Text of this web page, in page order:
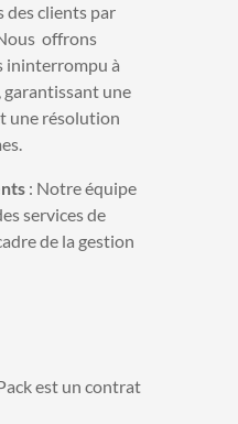
des clients par
offrons
ininterrompu à
une
une résolution
: Notre équipe
services de
de la gestion
est un contrat